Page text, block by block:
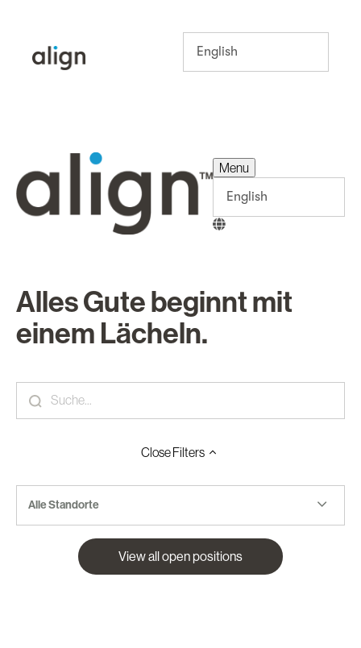
Menu
Alles Gute beginnt mit
einem Lächeln.
CloseFilters
Alle Standorte
View all open positions